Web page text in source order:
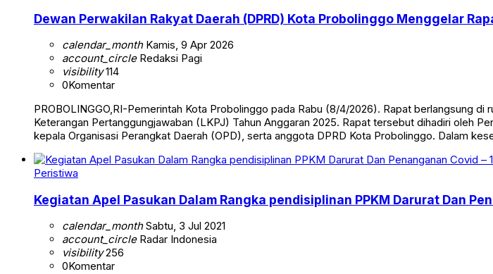
Dewan Perwakilan Rakyat Daerah (DPRD) Kota Probolinggo Menggelar
calendar_monthKamis, 9 Apr 2026
account_circleRedaksi Pagi
visibility114
0Komentar
PROBOLINGGO,RI-Pemerintah Kota Probolinggo pada Rabu (8/4/2026). Rapat berlangsung
Keterangan Pertanggungjawaban (LKPJ) Tahun Anggaran 2025. Rapat tersebut dihadiri oleh
kepala Organisasi Perangkat Daerah (OPD), serta anggota DPRD Kota Probolinggo. Dalam
Peristiwa
Kegiatan Apel Pasukan Dalam Rangka pendisiplinan PPKM Darurat Dan
calendar_monthSabtu, 3 Jul 2021
account_circleRadar Indonesia
visibility256
0Komentar